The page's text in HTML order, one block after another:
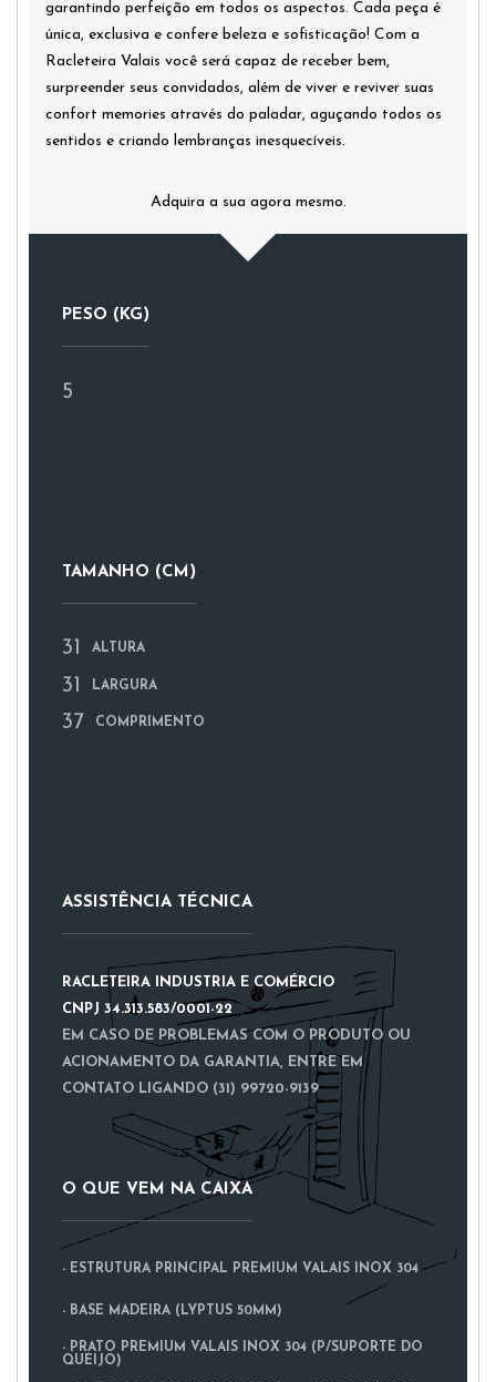
garantindo perfeição em todos os aspectos. Cada peça é
única, exclusiva e confere beleza e sofisticação! Com a
Racleteira Valais você será capaz de receber bem,
surpreender seus convidados, além de viver e reviver suas
confort memories através do paladar, aguçando todos os
sentidos e criando lembranças inesquecíveis.
Adquira a sua agora mesmo.
PESO (KG)
5
TAMANHO (CM)
31 ALTURA
31 LARGURA
37 COMPRIMENTO
ASSISTÊNCIA TÉCNICA
RACLETEIRA INDUSTRIA E COMÉRCIO
CNPJ 34.313.583/0001-22
EM CASO DE PROBLEMAS COM O PRODUTO OU
ACIONAMENTO DA GARANTIA, ENTRE EM
CONTATO LIGANDO (31) 99720-9139
O QUE VEM NA CAIXA
- ESTRUTURA PRINCIPAL PREMIUM VALAIS INOX 304
- BASE MADEIRA (LYPTUS 50MM)
- PRATO PREMIUM VALAIS INOX 304 (P/SUPORTE DO
QUEIJO)